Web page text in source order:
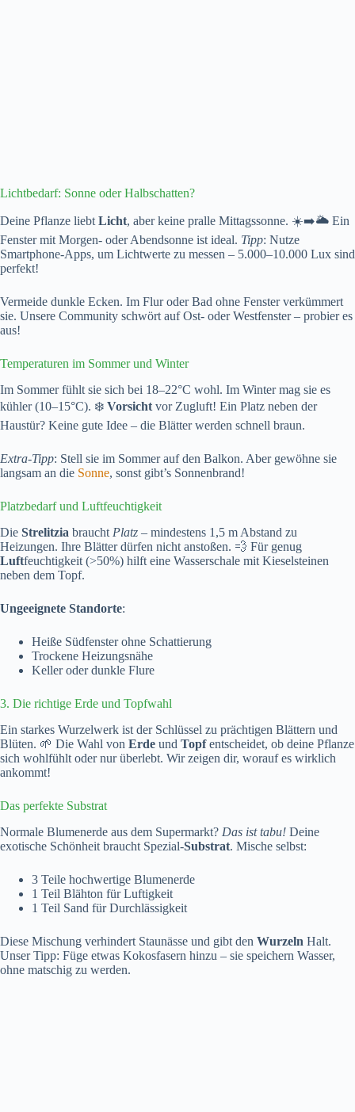
Lichtbedarf: Sonne oder Halbschatten?
Deine Pflanze liebtLicht, aber keine pralle Mittagssonne. ☀️➡️🌥️ Ein
Fenster mit Morgen- oder Abendsonne ist ideal. Tipp: Nutze
Smartphone-Apps, um Lichtwerte zu messen – 5.000–10.000 Lux sind
perfekt!
Vermeide dunkle Ecken. Im Flur oder Bad ohne Fenster verkümmert
sie. Unsere Community schwört auf Ost- oder Westfenster – probier es
aus!
Temperaturen im Sommer und Winter
Im Sommer fühlt sie sich bei 18–22°C wohl. Im Winter mag sie es
kühler (10–15°C). ❄️ Vorsicht vor Zugluft! Ein Platz neben der
Haustür? Keine gute Idee – die Blätter werden schnell braun.
Extra-Tipp: Stell sie im Sommer auf den Balkon. Aber gewöhne sie
langsam an die Sonne, sonst gibt’s Sonnenbrand!
Platzbedarf und Luftfeuchtigkeit
Die Strelitzia braucht Platz – mindestens 1,5 m Abstand zu
Heizungen. Ihre Blätter dürfen nicht anstoßen. 💨 Für genug
Luftfeuchtigkeit (>50%) hilft eine Wasserschale mit Kieselsteinen
neben dem Topf.
Ungeeignete Standorte:
Heiße Südfenster ohne Schattierung
Trockene Heizungsnähe
Keller oder dunkle Flure
3. Die richtige Erde und Topfwahl
Ein starkes Wurzelwerk ist der Schlüssel zu prächtigen Blättern und
Blüten. 🌱 Die Wahl von Erde und Topfentscheidet, ob deine Pflanze
sich wohlfühlt oder nur überlebt. Wir zeigen dir, worauf es wirklich
ankommt!
Das perfekte Substrat
Normale Blumenerde aus dem Supermarkt? Das ist tabu! Deine
exotische Schönheit braucht Spezial-Substrat. Mische selbst:
3 Teile hochwertige Blumenerde
1 Teil Blähton für Luftigkeit
1 Teil Sand für Durchlässigkeit
Diese Mischung verhindert Staunässe und gibt den Wurzeln Halt.
Unser Tipp: Füge etwas Kokosfasern hinzu – sie speichern Wasser,
ohne matschig zu werden.